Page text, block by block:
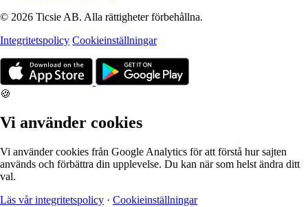
© 2026 Ticsie AB. Alla rättigheter förbehållna.
Integritetspolicy Cookieinställningar
🍪
Vi använder cookies
Vi använder cookies från Google Analytics för att förstå hur sajten
används och förbättra din upplevelse. Du kan när som helst ändra ditt
val.
Läs vår integritetspolicy · Cookieinställningar